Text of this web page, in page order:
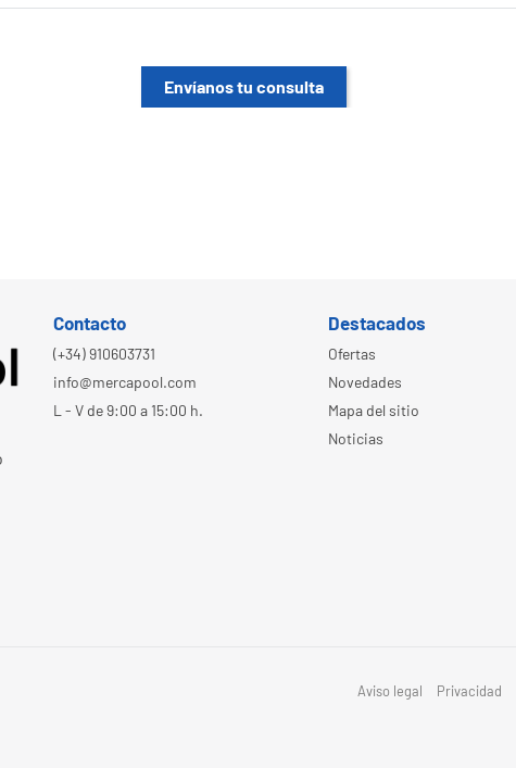
Envíanos tu consulta
Contacto
(+34) 910603731
info@mercapool.com
L - V de 9:00 a 15:00 h.
Destacados
Ofertas
Novedades
Mapa del sitio
Noticias
Aviso legal Privacidad